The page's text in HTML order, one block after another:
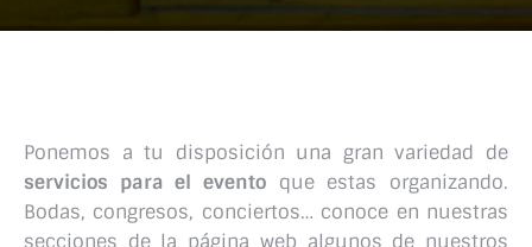
Ponemos a tu disposición una gran variedad de
servicios para el evento que estas organizando.
Bodas, congresos, conciertos… conoce en nuestras
secciones de la página web algunos de nuestros